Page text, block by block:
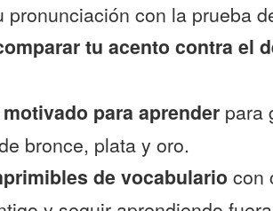
pronunciación con la prueba
tu acento contra el
para aprender para
bronce, plata y oro.
de vocabulario con